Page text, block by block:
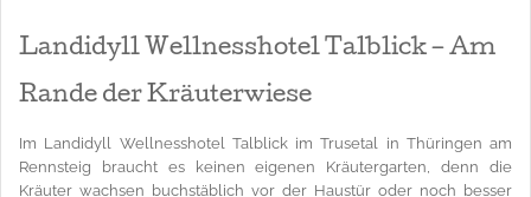
Landidyll Wellnesshotel Talblick – Am
Rande der Kräuterwiese
Im Landidyll Wellnesshotel Talblick im Trusetal in Thüringen am
Rennsteig braucht es keinen eigenen Kräutergarten, denn die
Kräuter wachsen buchstäblich vor der Haustür oder noch besser